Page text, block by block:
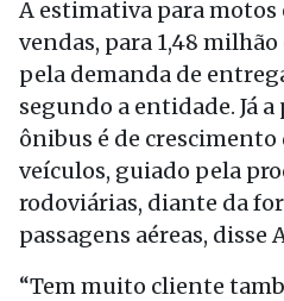
A estimativa para motos
vendas, para 1,48
pela demanda de
segundo a entidade. Já
ônibus é de crescimento
veículos, guiado pela
rodoviárias, diante da
passagens aéreas, disse
“Tem muito cliente